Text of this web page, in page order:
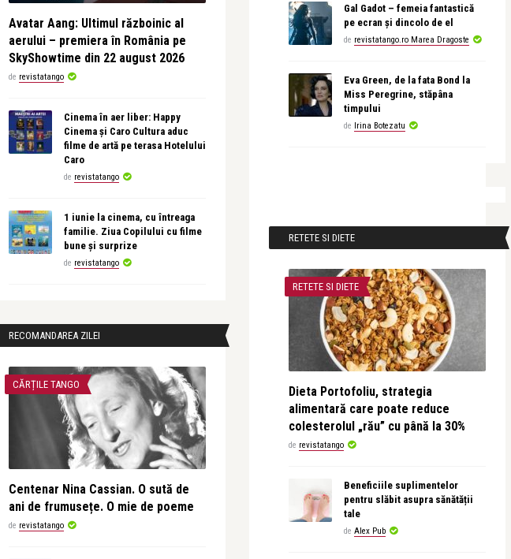
Avatar Aang: Ultimul războinic al
aerului – premiera în România pe
SkyShowtime din 22 august 2026
de revistatango
Cinema în aer liber: Happy
Cinema și Caro Cultura aduc
filme de artă pe terasa Hotelului
Caro
de revistatango
1 iunie la cinema, cu întreaga
familie. Ziua Copilului cu filme
bune și surprize
de revistatango
RECOMANDAREA ZILEI
CĂRȚILE TANGO
Centenar Nina Cassian. O sută de
ani de frumusețe. O mie de poeme
de revistatango
Gal Gadot – femeia fantastică
pe ecran și dincolo de el
de revistatango.ro Marea Dragoste
Eva Green, de la fata Bond la
Miss Peregrine, stăpâna
timpului
de Irina Botezatu
RETETE SI DIETE
RETETE SI DIETE
Dieta Portofoliu, strategia
alimentară care poate reduce
colesterolul „rău” cu până la 30%
de revistatango
Beneficiile suplimentelor
pentru slăbit asupra sănătății
tale
de Alex Pub